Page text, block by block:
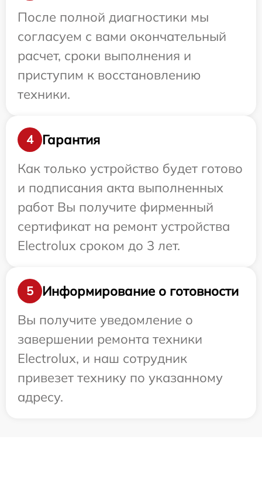
После полной диагностики мы
согласуем с вами окончательный
расчет, сроки выполнения и
приступим к восстановлению
техники.
4
Гарантия
Как только устройство будет готово
и подписания акта выполненных
работ Вы получите фирменный
сертификат на ремонт устройства
Electrolux сроком до 3 лет.
5
Информирование о готовности
Вы получите уведомление о
завершении ремонта техники
Electrolux, и наш сотрудник
привезет технику по указанному
адресу.